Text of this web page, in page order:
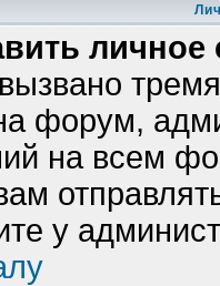
форум,
на всем
у